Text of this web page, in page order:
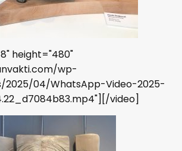
height="480"
wp-
04/WhatsApp-Video-2025-
video]